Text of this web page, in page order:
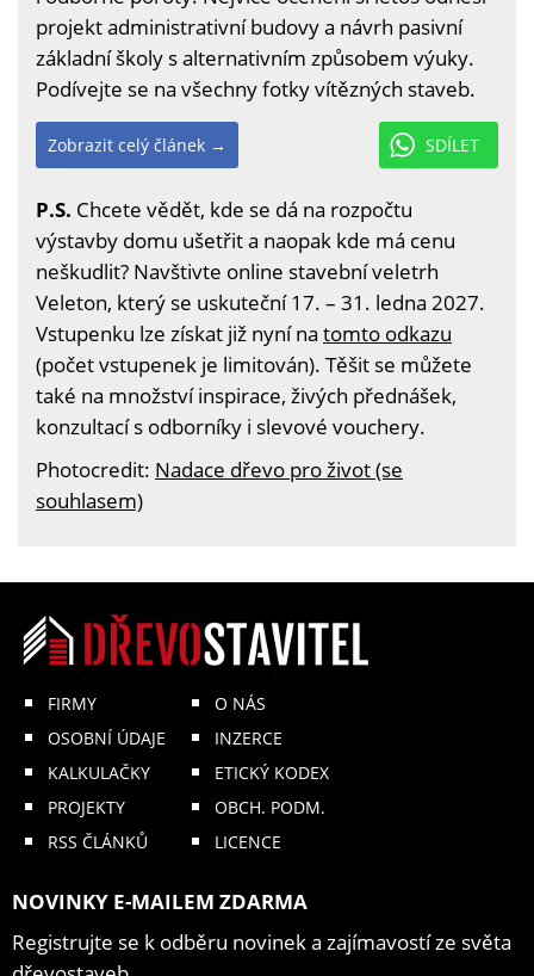
projekt administrativní budovy a návrh pasivní
základní školy s alternativním způsobem výuky.
Podívejte se na všechny fotky vítězných staveb.
SDÍLET
Zobrazit celý článek →
P.S. Chcete vědět, kde se dá na rozpočtu
výstavby domu ušetřit a naopak kde má cenu
neškudlit? Navštivte online stavební veletrh
Veleton, který se uskuteční 17. – 31. ledna 2027.
Vstupenku lze získat již nyní na tomto odkazu
(počet vstupenek je limitován). Těšit se můžete
také na množství inspirace, živých přednášek,
konzultací s odborníky i slevové vouchery.
Photocredit: Nadace dřevo pro život (se
souhlasem)
FIRMY
OSOBNÍ ÚDAJE
KALKULAČKY
PROJEKTY
RSS ČLÁNKŮ
O NÁS
INZERCE
ETICKÝ KODEX
OBCH. PODM.
LICENCE
NOVINKY E-MAILEM ZDARMA
Registrujte se k odběru novinek a zajímavostí ze světa